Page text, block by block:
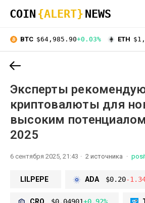
COIN {ALERT} NEWS
BTC $64,985.90+0.03% ETH
Эксперты
криптовалюты для
высоким
2025
6 сентября 2025, 21:43 2 источника
LILPEPE ADA $0.20-